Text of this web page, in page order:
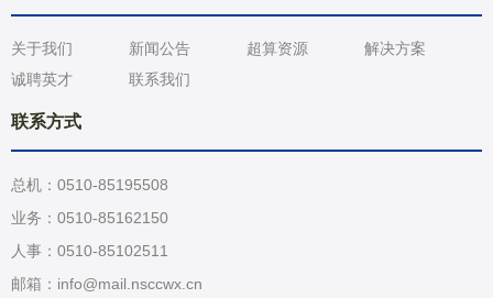
关于我们 新闻公告 超算资源
解决方案
诚聘英才
联系我们
联系方式
总机：0510-85195508
业务：0510-85162150
人事：0510-85102511
邮箱：info@mail.nsccwx.cn